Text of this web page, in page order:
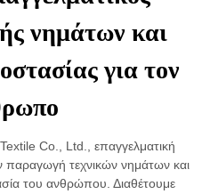
νημάτων και
για τον
Co., Ltd., επαγγελματική
παραγωγή τεχνικών νημάτων και
του ανθρώπου. Διαθέτουμε